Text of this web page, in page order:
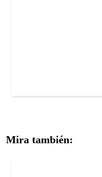
Mira también: